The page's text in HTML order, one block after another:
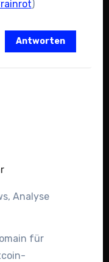
)
Antworten
Analyse
für